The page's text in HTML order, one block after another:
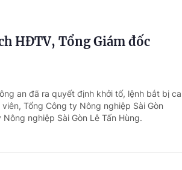
HĐTV, Tổng Giám đốc
an đã ra quyết định khởi tố, lệnh bắt bị
Tổng Công ty Nông nghiệp Sài Gòn
nghiệp Sài Gòn Lê Tấn Hùng.